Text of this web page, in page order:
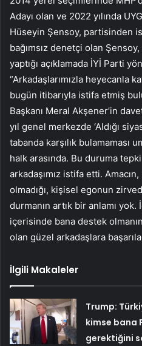
Adayı olan ve 2022 yılında
Hüseyin Şensoy, partisinden
bağımsız denetçi olan
yaptığı açıklamada İYİ Parti
“Arkadaşlarımızla heyecanla
bugün itibarıyla istifa etmiş
Başkanı Meral Akşener’in
yıl genel merkezde ‘Aldığı
tabanda karşılık bulamaması
halk arasında. Bu duruma
arkadaşımız istifa etti.
olmadığı, kişisel egonun
durmanın artık bir anlamı
içerisinde bana destek
olan güzel arkadaşlara
İlgili Makaleler
Trump:
kimse bana
gerektiğini